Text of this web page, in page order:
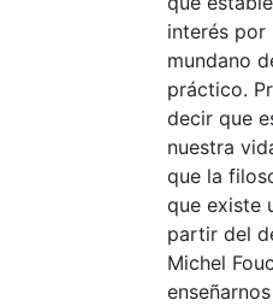
interés por
mundano
práctico.
decir que
nuestra
que la
que existe
partir del
Michel